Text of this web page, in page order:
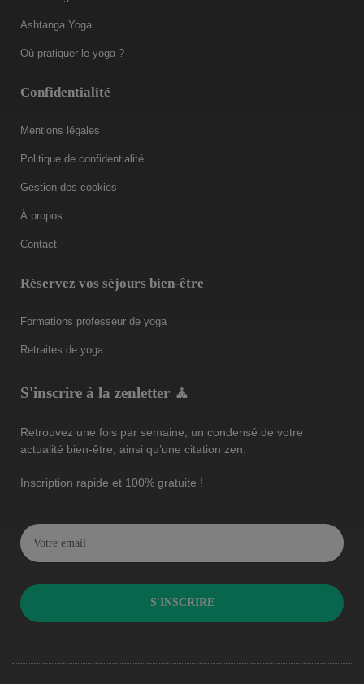
Ashtanga Yoga
Où pratiquer le yoga ?
Confidentialité
Mentions légales
Politique de confidentialité
Gestion des cookies
À propos
Contact
Réservez vos séjours bien-être
Formations professeur de yoga
Retraites de yoga
S'inscrire à la zenletter 🧘
Retrouvez une fois par semaine, un condensé de votre
actualité bien-être, ainsi qu’une citation zen.
Inscription rapide et 100% gratuite !
S'INSCRIRE